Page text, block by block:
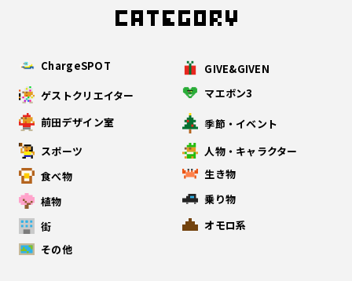
ChargeSPOT
GIVE&GIVEN
ゲストクリエイター
マエボン3
前田デザイン室
季節・イベント
スポーツ
人物・キャラクター
食べ物
生き物
植物
乗り物
街
オモロ系
その他